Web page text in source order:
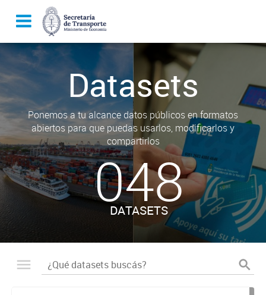
Datasets
Ponemos a tu alcance datos públicos en formatos
abiertos para que puedas usarlos, modificarlos y
compartirlos
048
DATASETS